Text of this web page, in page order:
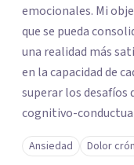
emocionales. Mi
que se pueda
una realidad más
en la capacidad de
superar los desafíos
cognitivo-
con una
entender a cada
Ansiedad Dolor